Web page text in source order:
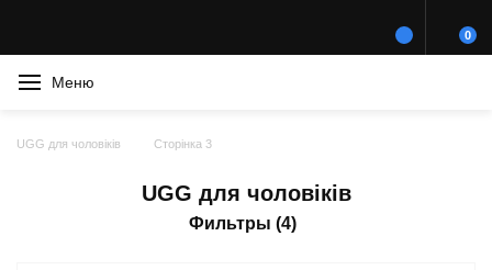
0
Меню
UGG для чоловіків Сторінка 3
UGG для чоловіків
Фильтры (4)